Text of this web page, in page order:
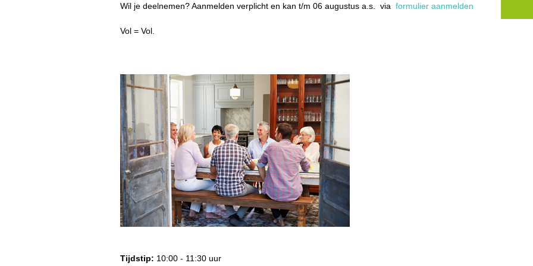
Wil je deelnemen? Aanmelden verplicht en kan t/m 06 augustus a.s. via formulier aanmelden
Vol = Vol.
Tijdstip: 10:00 - 11:30 uur